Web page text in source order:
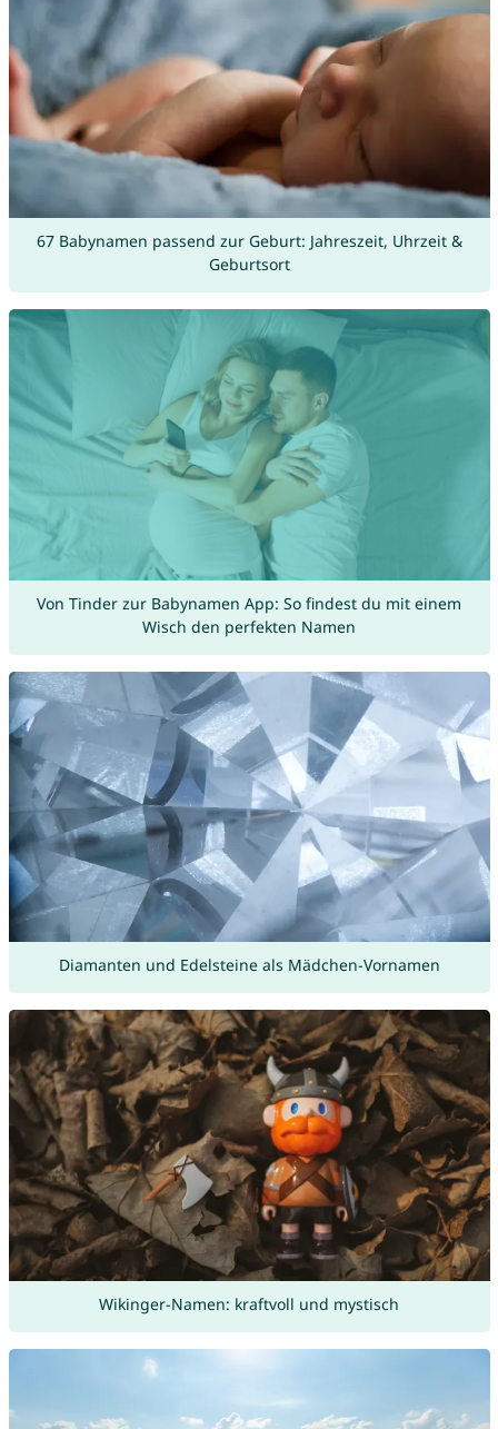
67 Babynamen passend zur Geburt: Jahreszeit, Uhrzeit &
Geburtsort
Von Tinder zur Babynamen App: So findest du mit einem
Wisch den perfekten Namen
Diamanten und Edelsteine als Mädchen-Vornamen
Wikinger-Namen: kraftvoll und mystisch